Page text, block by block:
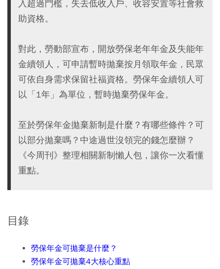
入超過門檻，失去低收入戶、收容安置等社會救
助資格。
對此，勞動部宣布，開放勞保老年年金及失能年
金續領人，可申請暫時拋棄按月領取年金，民眾
可依自身需求保留社福資格。勞保年金續領人可
以「1年」為單位，暫時拋棄勞保年金。
至於勞保年金拋棄新制是什麼？有哪些條件？可
以部分拋棄嗎？中途過世沒領完的錢怎麼辦？
《今周刊》整理相關新制懶人包，讓你一次看懂
重點。
目錄
勞保年金可拋棄是什麼？
勞保年金可拋棄4大核心重點